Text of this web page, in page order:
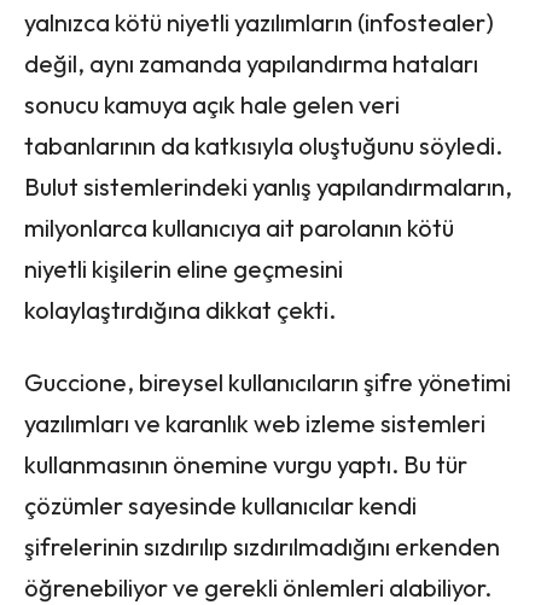
yalnızca kötü niyetli yazılımların (infostealer)
değil, aynı zamanda yapılandırma hataları
sonucu kamuya açık hale gelen veri
tabanlarının da katkısıyla oluştuğunu söyledi.
Bulut sistemlerindeki yanlış yapılandırmaların,
milyonlarca kullanıcıya ait parolanın kötü
niyetli kişilerin eline geçmesini
kolaylaştırdığına dikkat çekti.
Guccione, bireysel kullanıcıların şifre yönetimi
yazılımları ve karanlık web izleme sistemleri
kullanmasının önemine vurgu yaptı. Bu tür
çözümler sayesinde kullanıcılar kendi
şifrelerinin sızdırılıp sızdırılmadığını erkenden
öğrenebiliyor ve gerekli önlemleri alabiliyor.